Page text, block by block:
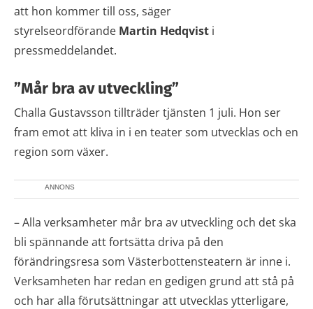
att hon kommer till oss, säger
styrelseordförande Martin Hedqvist i
pressmeddelandet.
”Mår bra av utveckling”
Challa Gustavsson tillträder tjänsten 1 juli. Hon ser
fram emot att kliva in i en teater som utvecklas och en
region som växer.
ANNONS
– Alla verksamheter mår bra av utveckling och det ska
bli spännande att fortsätta driva på den
förändringsresa som Västerbottensteatern är inne i.
Verksamheten har redan en gedigen grund att stå på
och har alla förutsättningar att utvecklas ytterligare,